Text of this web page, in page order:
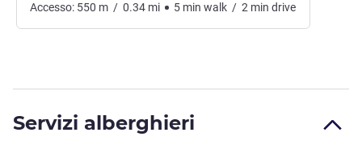
Accesso: 550 m / 0.34 mi 5 min walk / 2 min drive
Servizi alberghieri